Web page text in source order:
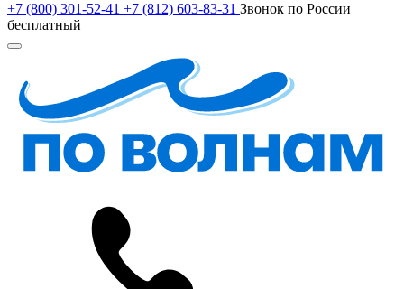
+7 (800) 301-52-41 +7 (812) 603-83-31 Звонок по России
бесплатный